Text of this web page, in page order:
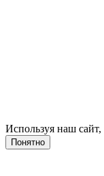
Используя наш
Понятно